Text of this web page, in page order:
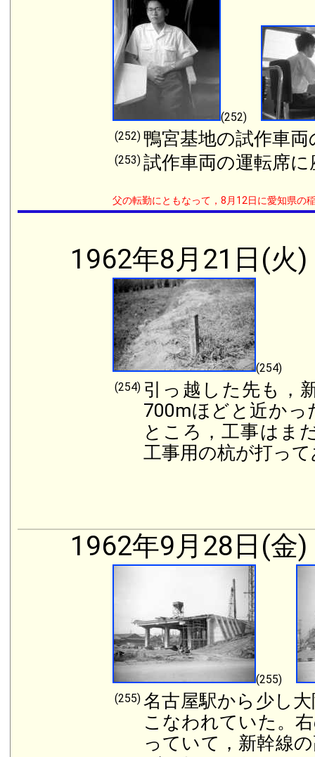
(252)
(252) 鴨宮基地の試作車
(253) 試作車両の運転席に
父の転勤にともなって，8月12日に愛知県の
1962年8月21日(火)
(254)
(254) 引っ越した先も，
700mほどと近かっ
ところ，工事はま
工事用の杭が打っ
1962年9月28日(金)
(255)
(255) 名古屋駅から少し
こなわれていた。
っていて，新幹線